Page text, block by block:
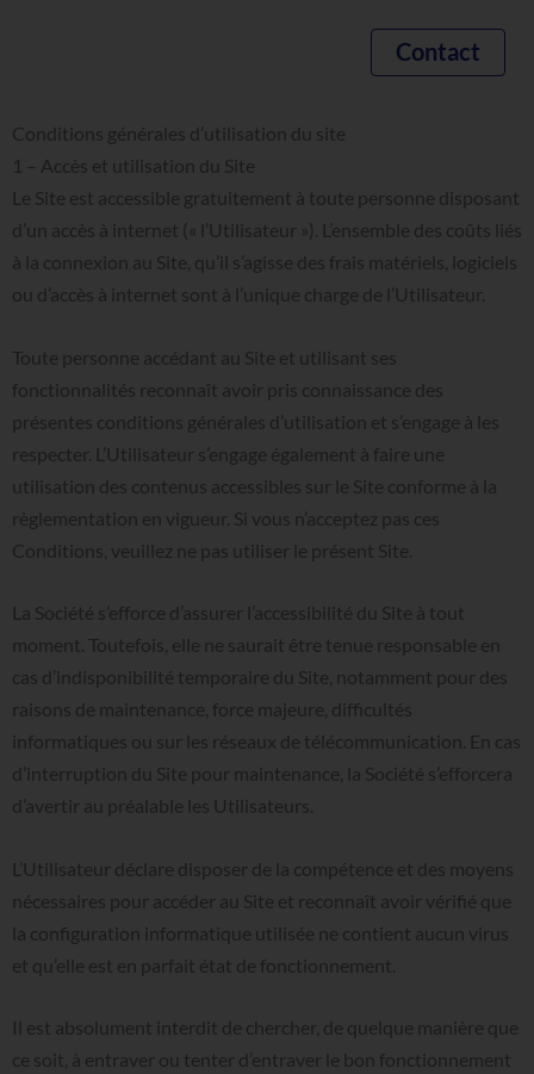
Contact
Conditions générales d’utilisation du site
1 – Accès et utilisation du Site
Le Site est accessible gratuitement à toute personne disposant
d’un accès à internet (« l’Utilisateur »). L’ensemble des coûts liés
à la connexion au Site, qu’il s’agisse des frais matériels, logiciels
ou d’accès à internet sont à l’unique charge de l’Utilisateur.
Toute personne accédant au Site et utilisant ses
fonctionnalités reconnaît avoir pris connaissance des
présentes conditions générales d’utilisation et s’engage à les
respecter. L’Utilisateur s’engage également à faire une
utilisation des contenus accessibles sur le Site conforme à la
règlementation en vigueur. Si vous n’acceptez pas ces
Conditions, veuillez ne pas utiliser le présent Site.
La Société s’efforce d’assurer l’accessibilité du Site à tout
moment. Toutefois, elle ne saurait être tenue responsable en
cas d’indisponibilité temporaire du Site, notamment pour des
raisons de maintenance, force majeure, difficultés
informatiques ou sur les réseaux de télécommunication. En cas
d’interruption du Site pour maintenance, la Société s’efforcera
d’avertir au préalable les Utilisateurs.
L’Utilisateur déclare disposer de la compétence et des moyens
nécessaires pour accéder au Site et reconnaît avoir vérifié que
la configuration informatique utilisée ne contient aucun virus
et qu’elle est en parfait état de fonctionnement.
Il est absolument interdit de chercher, de quelque manière que
ce soit, à entraver ou tenter d’entraver le bon fonctionnement